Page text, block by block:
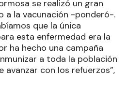
agregó el profesional.
a personal de salud y
a quienes residan o
cerradas o de
se realizó un gran
a la vacunación -ponderó-.
que la única